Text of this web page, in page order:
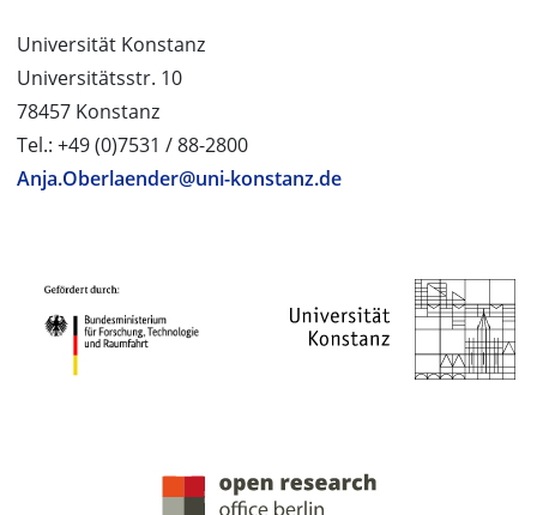
Universität Konstanz
Universitätsstr. 10
78457 Konstanz
Tel.: +49 (0)7531 / 88-2800
Anja.Oberlaender@uni-konstanz.de